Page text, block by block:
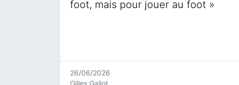
foot, mais pour jouer au foot »
26/06/2026
Gilles Gallot